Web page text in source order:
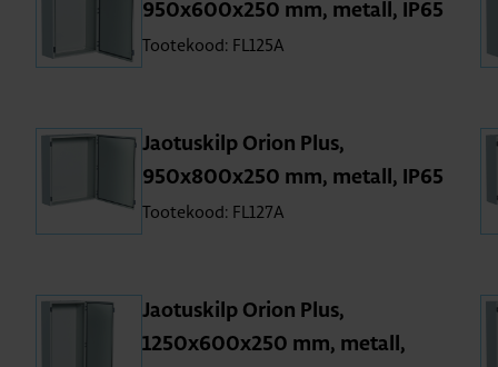
950x600x250 mm, metall, IP65
Tootekood: FL125A
Jao­tus­kilp Orion Plus,
950x800x250 mm, metall, IP65
Tootekood: FL127A
Jao­tus­kilp Orion Plus,
1250x600x250 mm, metall,